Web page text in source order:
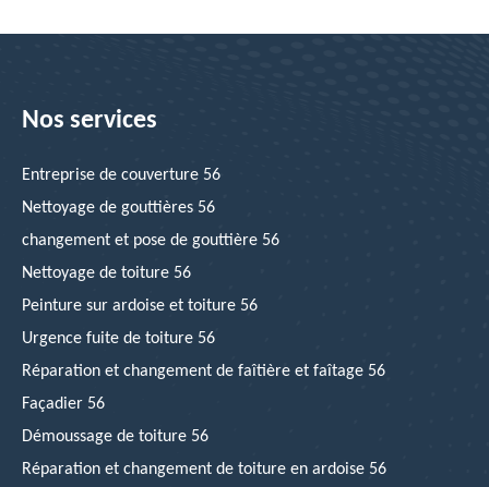
Nos services
Entreprise de couverture 56
Nettoyage de gouttières 56
changement et pose de gouttière 56
Nettoyage de toiture 56
Peinture sur ardoise et toiture 56
Urgence fuite de toiture 56
Réparation et changement de faîtière et faîtage 56
Façadier 56
Démoussage de toiture 56
Réparation et changement de toiture en ardoise 56